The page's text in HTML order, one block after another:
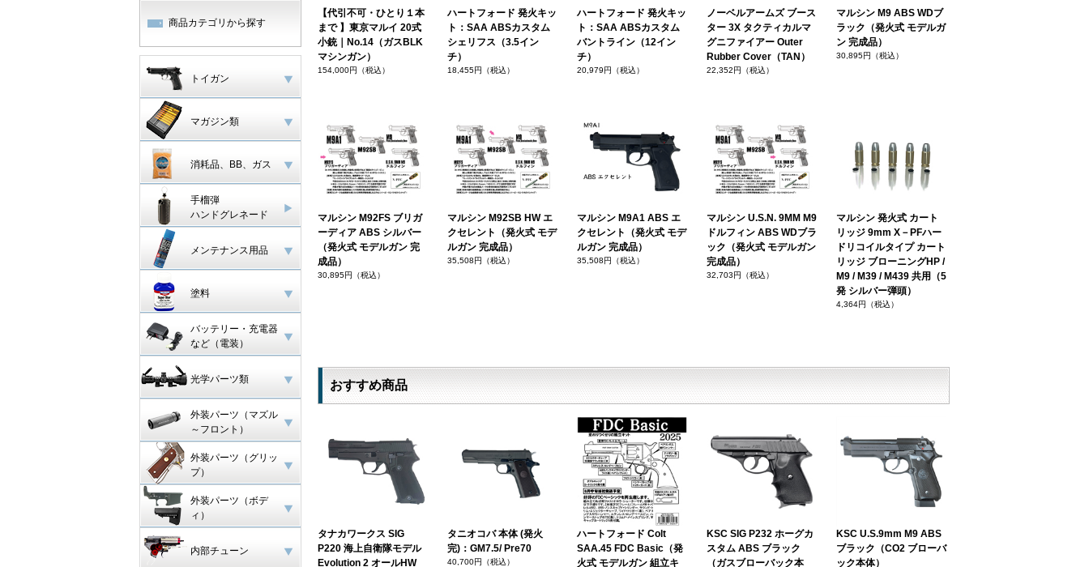
商品カテゴリから探す
トイガン
マガジン類
消耗品、BB、ガス
手榴弾
ハンドグレネード
メンテナンス用品
塗料
バッテリー・充電器
など（電装）
光学パーツ類
外装パーツ（マズル
～フロント）
外装パーツ（グリッ
プ）
外装パーツ（ボデ
ィ）
内部チューン
【代引不可・ひとり１本
まで 】東京マルイ 20式
小銃｜No.14（ガスBLK
マシンガン）
154,000円（税込）
ハートフォード 発火キッ
ト：SAA ABSカスタム
シェリフス（3.5イン
チ）
18,455円（税込）
ハートフォード 発火キッ
ト：SAA ABSカスタム
バントライン（12イン
チ）
20,979円（税込）
ノーベルアームズ ブース
ター 3X タクティカルマ
グニファイアー Outer
Rubber Cover（TAN）
22,352円（税込）
マルシン M9 ABS WDブ
ラック（発火式 モデルガ
ン 完成品）
30,895円（税込）
マルシン M92FS ブリガ
ーディア ABS シルバー
（発火式 モデルガン 完
成品）
30,895円（税込）
マルシン M92SB HW エ
クセレント（発火式 モデ
ルガン 完成品）
35,508円（税込）
マルシン M9A1 ABS エ
クセレント（発火式 モデ
ルガン 完成品）
35,508円（税込）
マルシン U.S.N. 9MM M9
ドルフィン ABS WDブラ
ック（発火式 モデルガン
完成品）
32,703円（税込）
マルシン 発火式 カート
リッジ 9mm X－PFハー
ドリコイルタイプ カート
リッジ ブローニングHP /
M9 / M39 / M439 共用（5
発 シルバー弾頭）
4,364円（税込）
おすすめ商品
タナカワークス SIG
P220 海上自衛隊モデル
Evolution 2 オールHW
タニオコバ 本体 (発火
完)：GM7.5/ Pre70
40,700円（税込）
ハートフォード Colt
SAA.45 FDC Basic（発
火式 モデルガン 組立キ
KSC SIG P232 ホーグカ
スタム ABS ブラック
（ガスブローバック本
KSC U.S.9mm M9 ABS
ブラック（CO2 ブローバ
ック本体）